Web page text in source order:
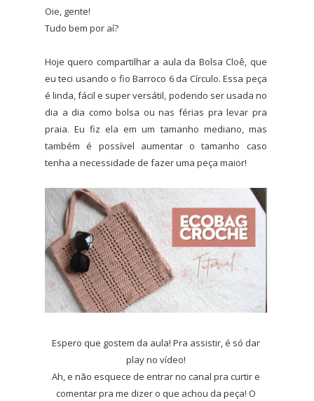
Oie, gente!
Tudo bem por aí?
Hoje quero compartilhar a aula da Bolsa Cloê, que
eu teci usando o fio Barroco 6 da Círculo. Essa peça
é linda, fácil e super versátil, podendo ser usada no
dia a dia como bolsa ou nas férias pra levar pra
praia. Eu fiz ela em um tamanho mediano, mas
também é possível aumentar o tamanho caso
tenha a necessidade de fazer uma peça maior!
Espero que gostem da aula! Pra assistir, é só dar
play no vídeo!
Ah, e não esquece de entrar no canal pra curtir e
comentar pra me dizer o que achou da peça! O